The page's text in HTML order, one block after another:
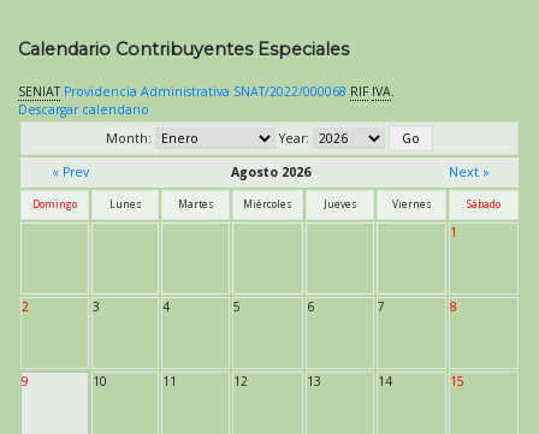
Calendario Contribuyentes Especiales
SENIAT Providencia Administrativa SNAT/2022/000068 RIF IVA
Descargar calendario
Month:
Year:
« Prev
Agosto 2026 Next »
Domingo Lunes Martes Miércoles Jueves Viernes Sábado
1
2 3 4 5 6 7 8
9 10 11 12 13 14 15